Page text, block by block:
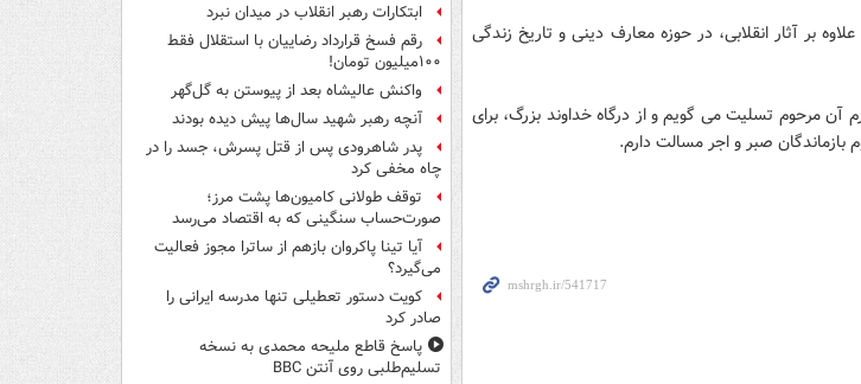
بر آثار انقلابی، در حوزه معارف دینی و تاریخ زندگی
آن مرحوم تسلیت می گویم و از درگاه خداوند بزرگ، برای
صبر و اجر مسالت دارم.
ابتکارات رهبر انقلاب در میدان نبرد
رقم فسخ قرارداد رضاییان با استقلال فقط
۱۰۰میلیون تومان!
واکنش عالیشاه بعد از پیوستن به گل‌گهر
آنچه رهبر شهید سال‌ها پیش دیده بودند
پدر شاهرودی پس از قتل پسرش، جسد را در
چاه مخفی کرد
توقف طولانی کامیون‌ها پشت مرز؛
صورت‌حساب سنگینی که به اقتصاد می‌رسد
آیا تینا پاکروان بازهم از ساترا مجوز فعالیت
می‌گیرد؟
کویت دستور تعطیلی تنها مدرسه ایرانی را
صادر کرد
پاسخ قاطع ملیحه محمدی به نسخه
تسلیم‌طلبی روی آنتن BBC